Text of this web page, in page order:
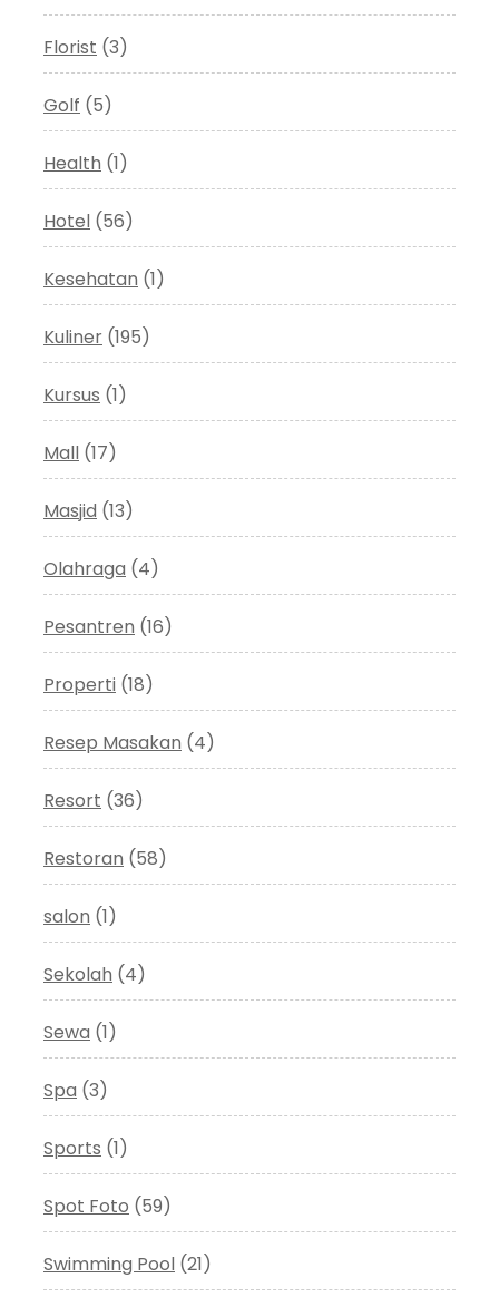
Florist (3)
Golf (5)
Health (1)
Hotel (56)
Kesehatan (1)
Kuliner (195)
Kursus (1)
Mall (17)
Masjid (13)
Olahraga (4)
Pesantren (16)
Properti (18)
Resep Masakan (4)
Resort (36)
Restoran (58)
salon (1)
Sekolah (4)
Sewa (1)
Spa (3)
Sports (1)
Spot Foto (59)
Swimming Pool (21)